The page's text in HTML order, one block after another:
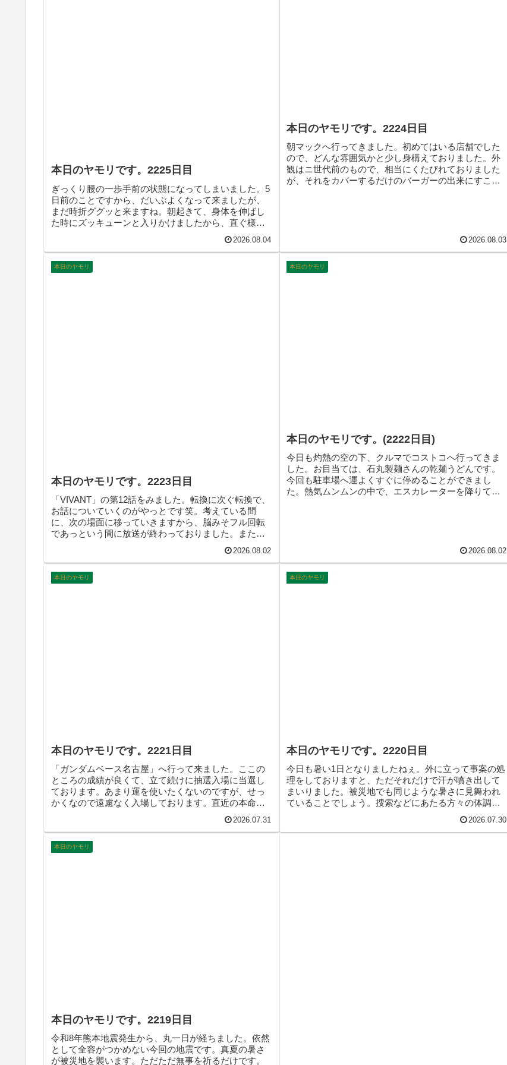
本日のヤモリです。2225日目
ぎっくり腰の一歩手前の状態になってしまいました。5
日前のことですから、だいぶよくなって来ましたが、
まだ時折ググッと来ますね。朝起きて、身体を伸ばし
た時にズッキューンと入りかけましたから、直ぐ様解
いて座り込んで回避出来たって感じです。長年培って
きた腰痛対策が功を奏したのでしょうかねぇ。そんな
こんなで、本日のヤモリです。
2026.08.04
本日のヤモリです。2224日目
朝マックへ行ってきました。初めてはいる店舗でした
ので、どんな雰囲気かと少し身構えておりました。外
観はニ世代前のもので、相当にくたびれておりました
が、それをカバーするだけのバーガーの出来にすこし
2026.08.03
本日のヤモリ
本日のヤモリです。2223日目
「VIVANT」の第12話をみました。転換に次ぐ転換で、
お話についていくのがやっとです笑。考えている間
に、次の場面に移っていきますから、脳みそフル回転
であっという間に放送が終わっておりました。また小
日向文世さんがいい味だしていますねぇ。来週まで待
ちきれない日曜日の終わりでした。そんなこんなで、
本日のヤモリです。
2026.08.02
本日のヤモリ
本日のヤモリです。(2222日目)
今日も灼熱の空の下、クルマでコストコへ行ってきま
した。お目当ては、石丸製麺さんの乾麺うどんです。
今回も駐車場へ運よくすぐに停めることができまし
た。熱気ムンムンの中で、エスカレーターを降りてお
2026.08.02
本日のヤモリ
本日のヤモリです。2221日目
「ガンダムベース名古屋」へ行って来ました。ここの
ところの成績が良くて、立て続けに抽選入場に当選し
ております。あまり運を使いたくないのですが、せっ
かくなので遠慮なく入場しております。直近の本命は
ZZのVer.Kaですから、その時も当選しますように。そ
2026.07.31
本日のヤモリ
本日のヤモリです。2220日目
今日も暑い1日となりましたねぇ。外に立って事案の処
理をしておりますと、ただそれだけで汗が噴き出して
まいりました。被災地でも同じような暑さに見舞われ
ていることでしょう。捜索などにあたる方々の体調を
気にかけております。そんなこんなで、本日のヤモリ
2026.07.30
本日のヤモリ
本日のヤモリです。2219日目
令和8年熊本地震発生から、丸一日が経ちました。依然
として全容がつかめない今回の地震です。真夏の暑さ
が被災地を襲います。ただただ無事を祈るだけです。